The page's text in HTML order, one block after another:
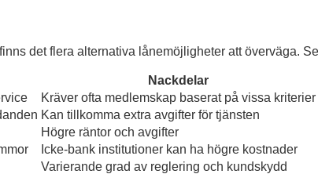
det flera alternativa lånemöjligheter att överväga.
Nackdelar
Kräver ofta medlemskap baserat på vissa kriterier
Kan tillkomma extra avgifter för tjänsten
Högre räntor och avgifter
Icke-bank institutioner kan ha högre kostnader
Varierande grad av reglering och kundskydd